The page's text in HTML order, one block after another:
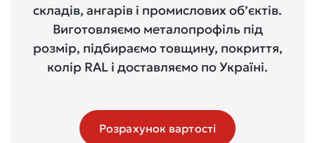
складів, ангарів і промислових об’єктів.
Виготовляємо металопрофіль під
розмір, підбираємо товщину, покриття,
колір RAL і доставляємо по Україні.
Розрахунок вартості